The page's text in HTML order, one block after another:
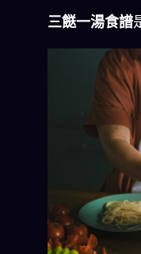
三餸一湯食譜